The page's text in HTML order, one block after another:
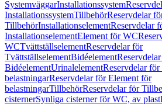
SystemväggarInstallationssystem
InstallationssystemTillbehörReservdelar
TillbehörInstallationselementReservdelar
InstallationselementElement för WC
WCTvättställselementReservdelar för
TvättställselementBidéelement
BidéelementUrinalelementReservdelar
belastningarReservdelar för Element för
belastningarTillbehörReservdelar för
cisternerSynliga cisterner för WC, av plast